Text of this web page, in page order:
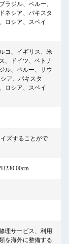
ラジル、ペルー、
ネシア、パキスタ
ロシア、スペイ
コ、イギリス、米
、ドイツ、ベトナ
ル、ペルー、サウ
ア、パキスタ
ロシア、スペイ
イズすることがで
理サービス、利用
を海外に整備する